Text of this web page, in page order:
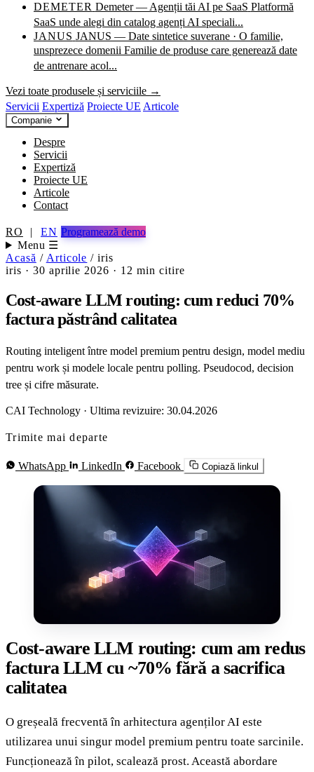
DEMETER Demeter — Agenții tăi AI pe SaaS Platformă
SaaS unde alegi din catalog agenți AI speciali...
JANUS JANUS — Date sintetice suverane · O familie,
unsprezece domenii Familie de produse care generează date
de antrenare acol...
Vezi toate produsele și serviciile →
Servicii Expertiză Proiecte UE Articole
Companie
Despre
Servicii
Expertiză
Proiecte UE
Articole
Contact
RO | EN Programează demo
Menu ☰
Acasă / Articole / iris
iris · 30 aprilie 2026 · 12 min citire
Cost-aware LLM routing: cum reduci 70%
factura păstrând calitatea
Routing inteligent între model premium pentru design, model mediu
pentru work și modele locale pentru polling. Pseudocod, decision
tree și cifre măsurate.
CAI Technology · Ultima revizuire: 30.04.2026
Trimite mai departe
WhatsApp LinkedIn Facebook Copiază linkul
Cost-aware LLM routing: cum am redus
factura LLM cu ~70% fără a sacrifica
calitatea
O greșeală frecventă în arhitectura agenților AI este
utilizarea unui singur model premium pentru toate sarcinile.
Funcționează în pilot, scalează prost. Această abordare